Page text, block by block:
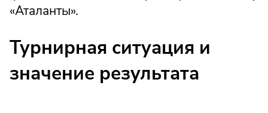
«Аталанты».
Турнирная ситуация и
значение результата